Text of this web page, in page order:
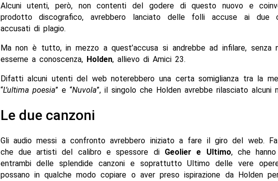
Alcuni utenti, però, non contenti del godere di questo nuovo e
prodotto discografico, avrebbero lanciato delle folli accuse ai due
accusati di plagio.
Ma non è tutto, in mezzo a quest’accusa si andrebbe ad infilare, senza
esserne a conoscenza, Holden, allievo di Amici 23.
Difatti alcuni utenti del web noterebbero una certa somiglianza tra la
“L’ultima poesia” e “Nuvola”, il singolo che Holden avrebbe rilasciato alcuni
Le due canzoni
Gli audio messi a confronto avrebbero iniziato a fare il giro del web.
che due artisti del calibro e spessore di Geolier e Ultimo, che
entrambi delle splendide canzoni e soprattutto Ultimo delle vere
possano in qualche modo copiare o aver preso ispirazione da Holden